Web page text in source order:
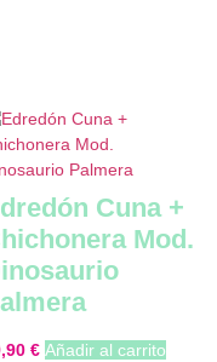
Cuna +
Mod.
€ Añadir al carrito